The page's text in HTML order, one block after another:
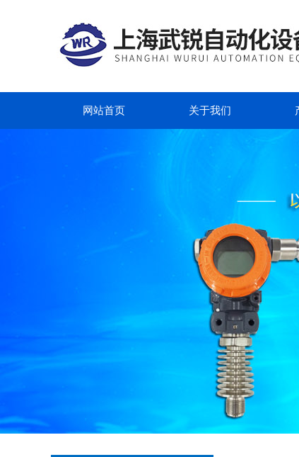
网站首页 关于我们